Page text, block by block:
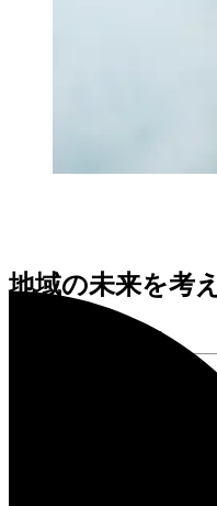
地域の未来を考
Future Of The Region
未来に向けたそれぞれの
みなさんが住んでいる地
魅力的な街づくりを目指
地域を探究していく中で